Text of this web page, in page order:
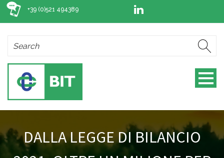
+39 (0)521 494389
DALLA LEGGE DI BILANCIO